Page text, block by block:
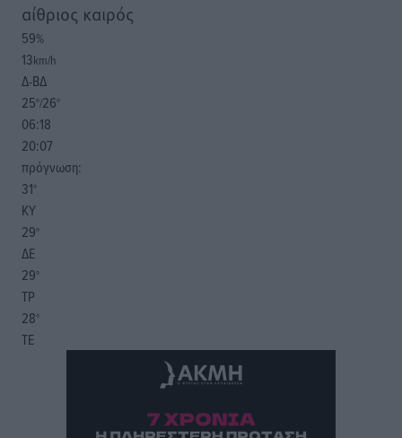
αίθριος καιρός
59%
13km/h
Δ-ΒΔ
25°/26°
06:18
20:07
πρόγνωση:
31°
ΚΥ
29°
ΔΕ
29°
ΤΡ
28°
ΤΕ